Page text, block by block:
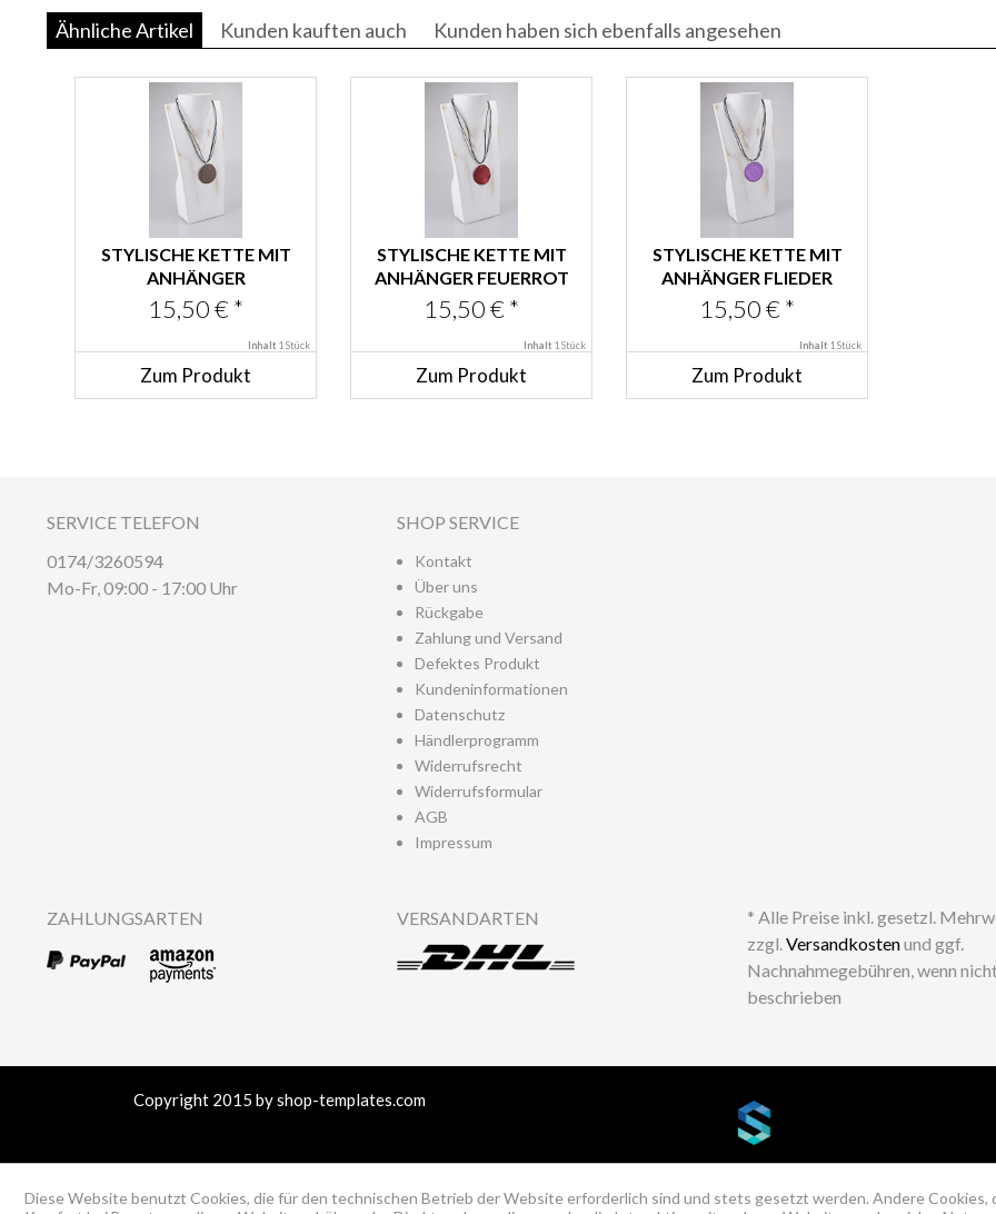
Ähnliche Artikel Kunden kauften auch Kunden haben sich ebenfalls angesehen
STYLISCHE KETTE MIT
ANHÄNGER
SCHOKOLADENBRAUN
15,50 € *
Inhalt 1 Stück
Zum Produkt
STYLISCHE KETTE MIT
ANHÄNGER FEUERROT
15,50 € *
Inhalt 1 Stück
Zum Produkt
STYLISCHE KETTE MIT
ANHÄNGER FLIEDER
15,50 € *
Inhalt 1 Stück
Zum Produkt
SERVICE TELEFON
0174/3260594
Mo-Fr, 09:00 - 17:00 Uhr
SHOP SERVICE
Kontakt
Über uns
Rückgabe
Zahlung und Versand
Defektes Produkt
Kundeninformationen
Datenschutz
Händlerprogramm
Widerrufsrecht
Widerrufsformular
AGB
Impressum
ZAHLUNGSARTEN VERSANDARTEN
* Alle Preise inkl. gesetzl.
zzgl.Versandkostenund ggf.
Nachnahmegebühren, wenn
beschrieben
Copyright 2015 by shop-templates.com
Diese Website benutzt Cookies, die für den technischen Betrieb der Website erforderlich sind und stets gesetzt werden. Andere Cookies,